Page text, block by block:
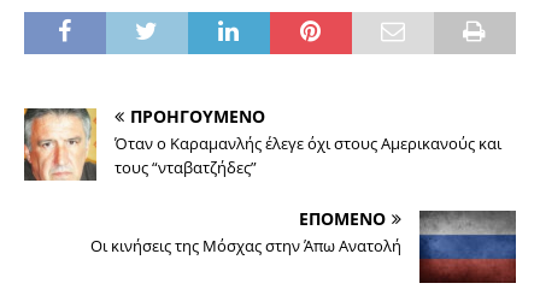
ΠΡΟΗΓΟΥΜΕΝΟ
Όταν ο Καραμανλής έλεγε όχι στους Αμερικανούς και
τους “νταβατζήδες”
ΕΠΟΜΕΝΟ
Οι κινήσεις της Μόσχας στην Άπω Ανατολή